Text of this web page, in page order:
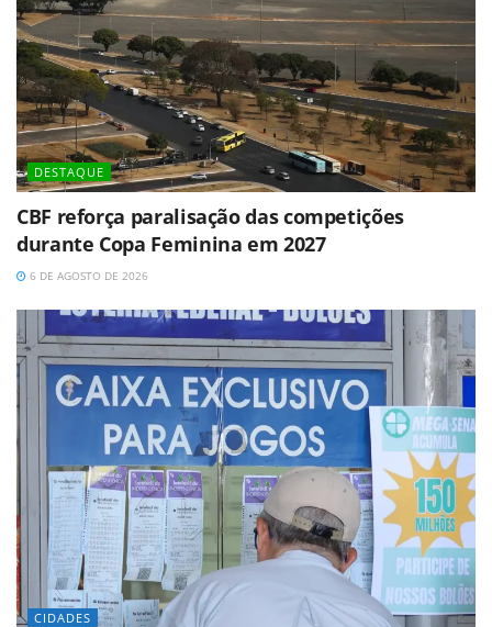
DESTAQUE
CBF reforça paralisação das competições
durante Copa Feminina em 2027
6 DE AGOSTO DE 2026
CIDADES